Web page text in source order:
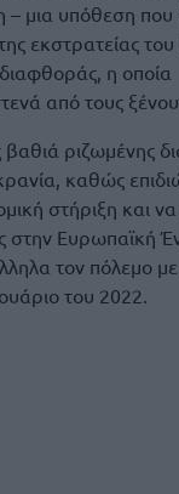
– μια υπόθεση που
εκστρατείας
η οποία
από τους
ριζωμένης
καθώς
στήριξη και
στην Ευρωπαϊκή
τον πόλεμο
του 2022.